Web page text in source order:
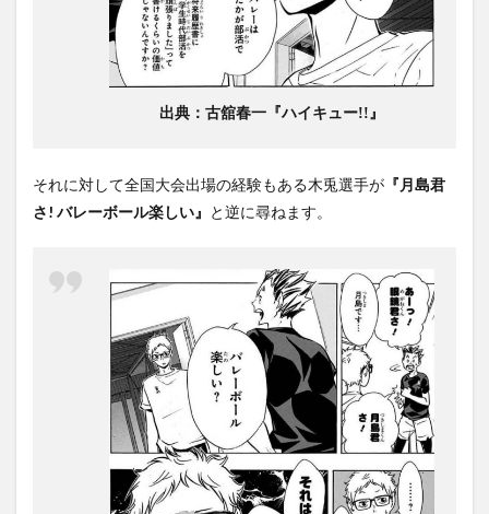
出典：古舘春一『ハイキュー!!』
それに対して全国大会出場の経験もある木兎選手が 『月島君
さ! バレーボール楽しい』 と逆に尋ねます。